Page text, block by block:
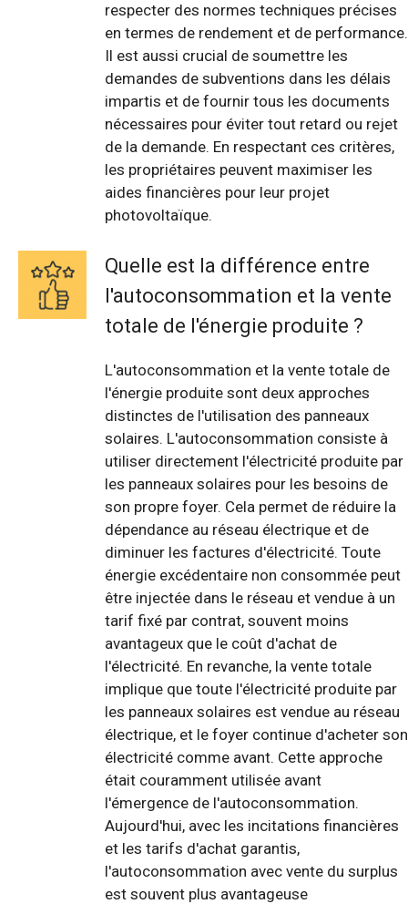
respecter des normes techniques précises
en termes de rendement et de performance.
Il est aussi crucial de soumettre les
demandes de subventions dans les délais
impartis et de fournir tous les documents
nécessaires pour éviter tout retard ou rejet
de la demande. En respectant ces critères,
les propriétaires peuvent maximiser les
aides financières pour leur projet
photovoltaïque.
Quelle est la différence entre
l'autoconsommation et la vente
totale de l'énergie produite ?
L'autoconsommation et la vente totale de
l'énergie produite sont deux approches
distinctes de l'utilisation des panneaux
solaires. L'autoconsommation consiste à
utiliser directement l'électricité produite par
les panneaux solaires pour les besoins de
son propre foyer. Cela permet de réduire la
dépendance au réseau électrique et de
diminuer les factures d'électricité. Toute
énergie excédentaire non consommée peut
être injectée dans le réseau et vendue à un
tarif fixé par contrat, souvent moins
avantageux que le coût d'achat de
l'électricité. En revanche, la vente totale
implique que toute l'électricité produite par
les panneaux solaires est vendue au réseau
électrique, et le foyer continue d'acheter son
électricité comme avant. Cette approche
était couramment utilisée avant
l'émergence de l'autoconsommation.
Aujourd'hui, avec les incitations financières
et les tarifs d'achat garantis,
l'autoconsommation avec vente du surplus
est souvent plus avantageuse